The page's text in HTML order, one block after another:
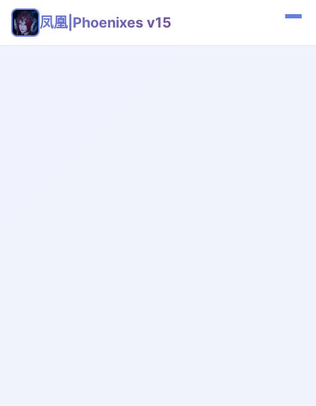
凤凰|Phoenixes v15